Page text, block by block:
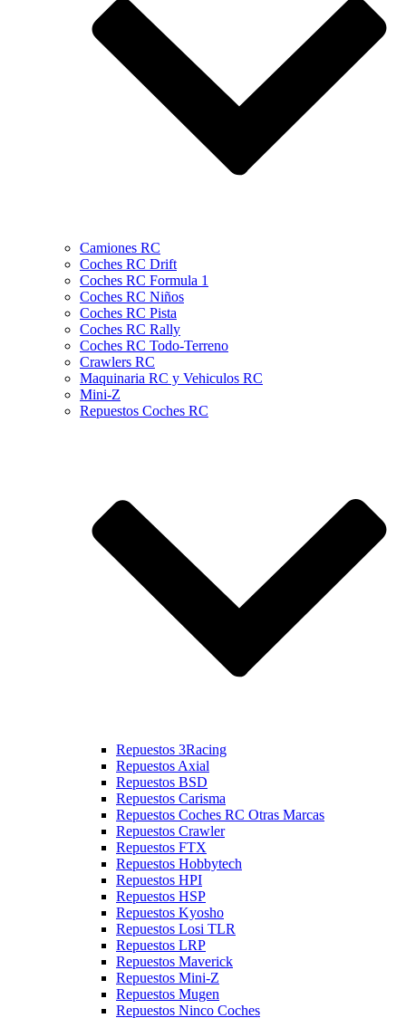
Camiones RC
Coches RC Drift
Coches RC Formula 1
Coches RC Niños
Coches RC Pista
Coches RC Rally
Coches RC Todo-Terreno
Crawlers RC
Maquinaria RC y Vehiculos RC
Mini-Z
Repuestos Coches RC
Repuestos 3Racing
Repuestos Axial
Repuestos BSD
Repuestos Carisma
Repuestos Coches RC Otras Marcas
Repuestos Crawler
Repuestos FTX
Repuestos Hobbytech
Repuestos HPI
Repuestos HSP
Repuestos Kyosho
Repuestos Losi TLR
Repuestos LRP
Repuestos Maverick
Repuestos Mini-Z
Repuestos Mugen
Repuestos Ninco Coches